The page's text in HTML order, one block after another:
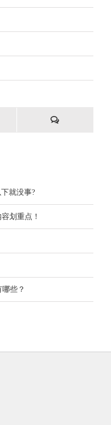
就没事?
划重点！
些？